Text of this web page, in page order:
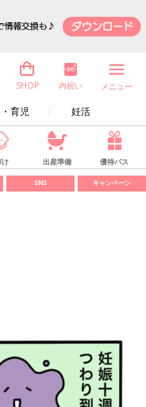
育児 妊活
SHOP 内祝い メニュー
け 出産準備 優待パス
SNS キャンペーン